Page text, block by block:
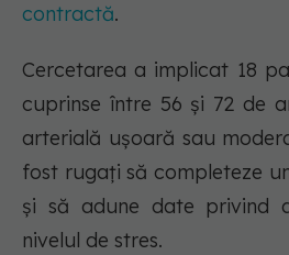
contractă.
Cercetarea a implicat 18
cuprinse între 56 și 72 de
arterială ușoară sau
fost rugați să completeze
și să adune date privind
nivelul de stres.